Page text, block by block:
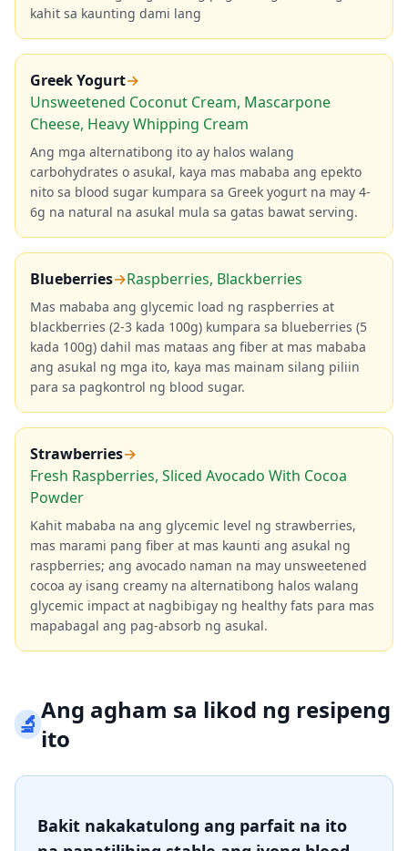
kahit sa kaunting dami lang
Greek Yogurt→
Unsweetened Coconut Cream, Mascarpone
Cheese, Heavy Whipping Cream
Ang mga alternatibong ito ay halos walang
carbohydrates o asukal, kaya mas mababa ang epekto
nito sa blood sugar kumpara sa Greek yogurt na may 4-
6g na natural na asukal mula sa gatas bawat serving.
Blueberries→Raspberries, Blackberries
Mas mababa ang glycemic load ng raspberries at
blackberries (2-3 kada 100g) kumpara sa blueberries (5
kada 100g) dahil mas mataas ang fiber at mas mababa
ang asukal ng mga ito, kaya mas mainam silang piliin
para sa pagkontrol ng blood sugar.
Strawberries→
Fresh Raspberries, Sliced Avocado With Cocoa
Powder
Kahit mababa na ang glycemic level ng strawberries,
mas marami pang fiber at mas kaunti ang asukal ng
raspberries; ang avocado naman na may unsweetened
cocoa ay isang creamy na alternatibong halos walang
glycemic impact at nagbibigay ng healthy fats para mas
mapabagal ang pag-absorb ng asukal.
🔬Ang agham sa likod ng resipeng
ito
Bakit nakakatulong ang parfait na ito